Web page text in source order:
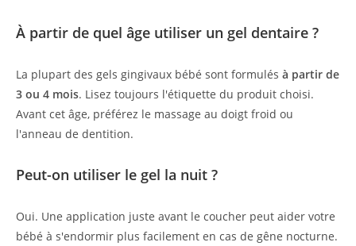
À partir de quel âge utiliser un gel dentaire ?
La plupart des gels gingivaux bébé sont formulés à partir de
3 ou 4 mois. Lisez toujours l'étiquette du produit choisi.
Avant cet âge, préférez le massage au doigt froid ou
l'anneau de dentition.
Peut-on utiliser le gel la nuit ?
Oui. Une application juste avant le coucher peut aider votre
bébé à s'endormir plus facilement en cas de gêne nocturne.